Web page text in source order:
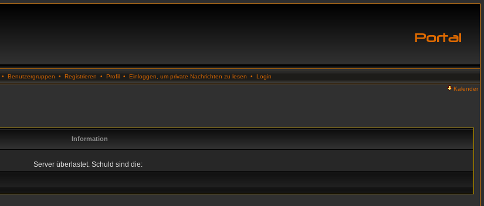
• Benutzergruppen • Registrieren • Profil • Einloggen, um private Nachrichten zu lesen • Login
Kalender
Information
Server überlastet. Schuld sind die: